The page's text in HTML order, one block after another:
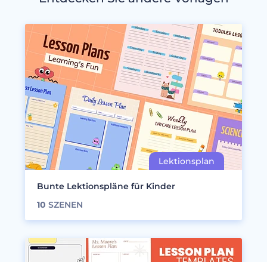
Bunte Lektionspläne für Kinder
10 SZENEN